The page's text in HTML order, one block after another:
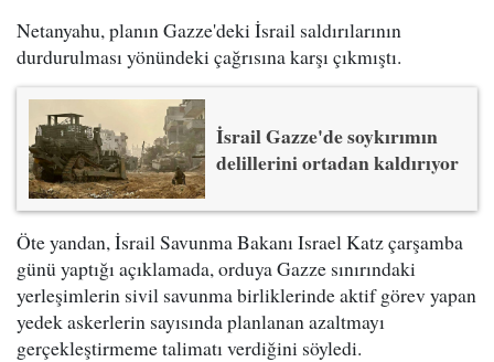
Netanyahu, planın Gazze'deki İsrail saldırılarının
durdurulması yönündeki çağrısına karşı çıkmıştı.
İsrail Gazze'de soykırımın
delillerini ortadan kaldırıyor
Öte yandan, İsrail Savunma Bakanı Israel Katz çarşamba
günü yaptığı açıklamada, orduya Gazze sınırındaki
yerleşimlerin sivil savunma birliklerinde aktif görev yapan
yedek askerlerin sayısında planlanan azaltmayı
gerçekleştirmeme talimatı verdiğini söyledi.